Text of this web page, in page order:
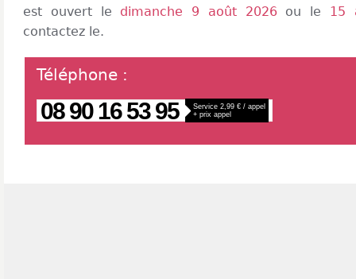
est ouvert le dimanche 9 août 2026ou le 15
contactez le.
Téléphone :
08 90 16 53 95
Service 2,99 € / appel
+ prix appel